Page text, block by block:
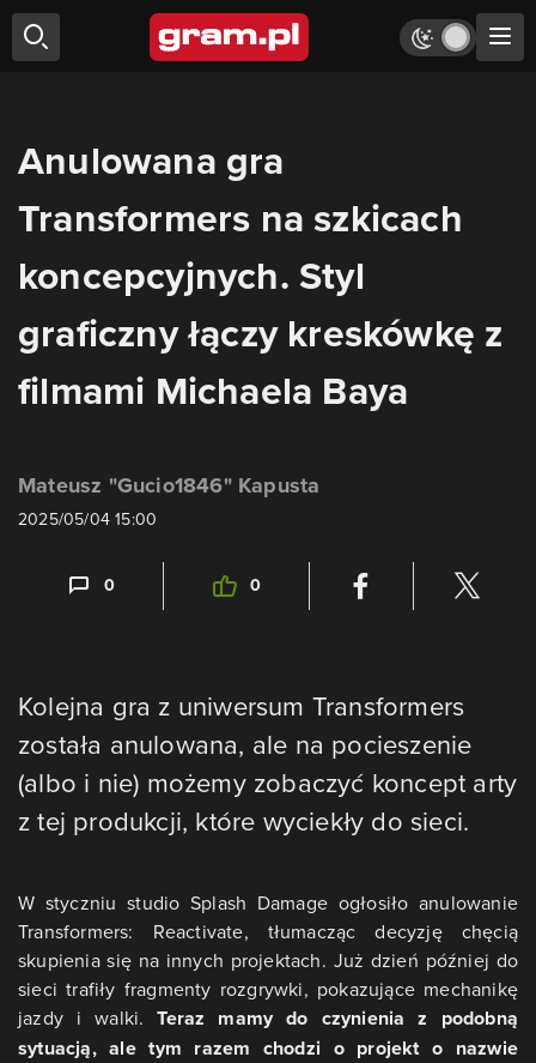
Anulowana gra
Transformers na szkicach
koncepcyjnych. Styl
graficzny łączy kreskówkę z
filmami Michaela Baya
Mateusz "Gucio1846" Kapusta
2025/05/04 15:00
0 0
Kolejna gra z uniwersum Transformers
została anulowana, ale na pocieszenie
(albo i nie) możemy zobaczyć koncept arty
z tej produkcji, które wyciekły do sieci.
W styczniu studio Splash Damage ogłosiło anulowanie
Transformers: Reactivate, tłumacząc decyzję chęcią
skupienia się na innych projektach. Już dzień później do
sieci trafiły fragmenty rozgrywki, pokazujące mechanikę
jazdy i walki.Teraz mamy do czynienia z podobną
sytuacją, ale tym razem chodzi o projekt o nazwie